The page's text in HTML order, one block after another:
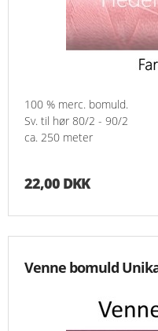
100 % merc. bomuld.
Sv. til hør 80/2 - 90/2
ca. 250 meter
22,00 DKK
Venne bomuld